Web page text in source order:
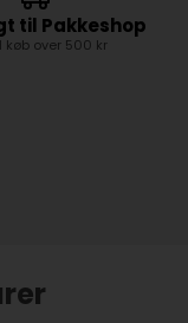
til Pakkeshop
køb over 500 kr